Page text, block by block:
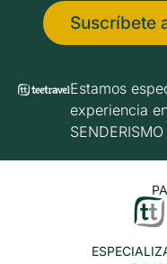
Suscríbete
Estamos
experiencia